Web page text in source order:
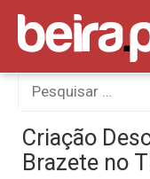
Skip
content
Procurar
por:
Criação
Brazete no